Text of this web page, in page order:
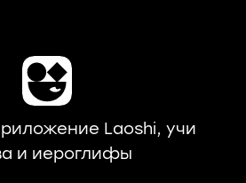
Laoshi, учи
и иероглифы